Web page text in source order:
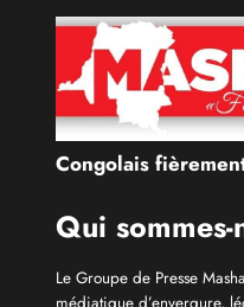
Catécories
Info À la Une